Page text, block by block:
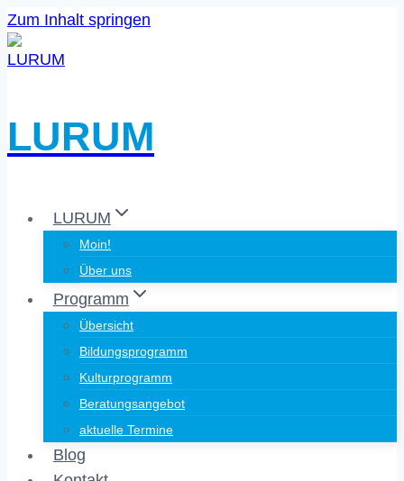
Zum Inhalt springen
LURUM
LURUM
Moin!
Über uns
Programm
Übersicht
Bildungsprogramm
Kulturprogramm
Beratungsangebot
aktuelle Termine
Blog